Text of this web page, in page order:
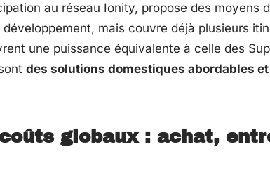
au réseau Ionity, propose des moyens
mais couvre déjà plusieurs
une puissance équivalente à celle des
des solutions domestiques abordables
globaux : achat,